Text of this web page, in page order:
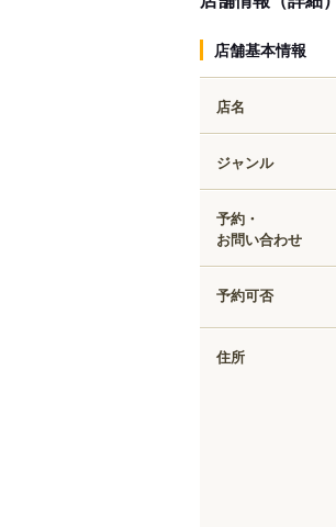
店舗基本情報
店名
ジャンル
予約・
お問い合わせ
予約可否
住所